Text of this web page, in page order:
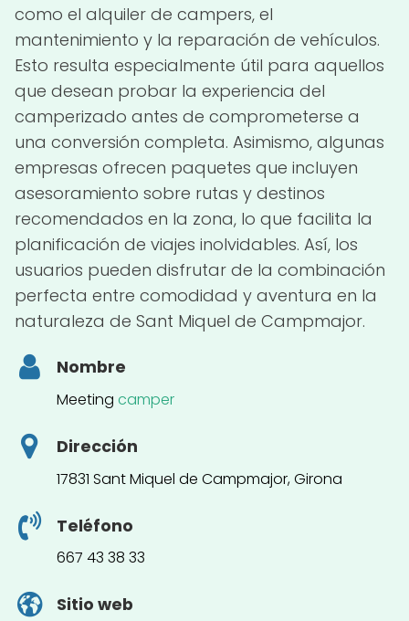
como el alquiler de campers, el
mantenimiento y la reparación de vehículos.
Esto resulta especialmente útil para aquellos
que desean probar la experiencia del
camperizado antes de comprometerse a
una conversión completa. Asimismo, algunas
empresas ofrecen paquetes que incluyen
asesoramiento sobre rutas y destinos
recomendados en la zona, lo que facilita la
planificación de viajes inolvidables. Así, los
usuarios pueden disfrutar de la combinación
perfecta entre comodidad y aventura en la
naturaleza de Sant Miquel de Campmajor.
Nombre
Meeting camper
Dirección
17831 Sant Miquel de Campmajor, Girona
Teléfono
667 43 38 33
Sitio web